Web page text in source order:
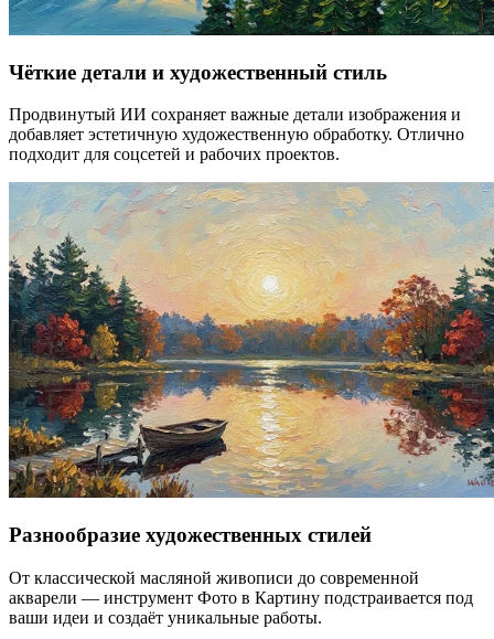
Чёткие детали и художественный стиль
Продвинутый ИИ сохраняет важные детали изображения и
добавляет эстетичную художественную обработку. Отлично
подходит для соцсетей и рабочих проектов.
Разнообразие художественных стилей
От классической масляной живописи до современной
акварели — инструмент Фото в Картину подстраивается под
ваши идеи и создаёт уникальные работы.